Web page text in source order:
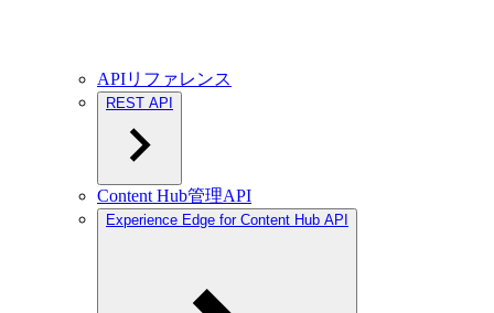
APIリファレンス
REST API
Content Hub管理API
Experience Edge for Content Hub API